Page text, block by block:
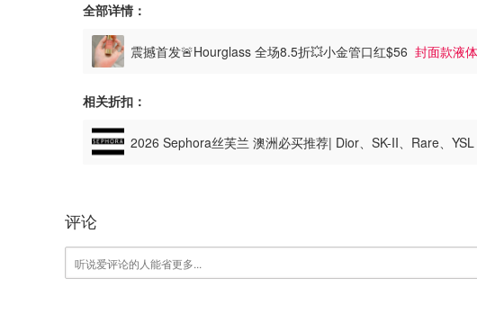
全部详情：
震撼首发🚨Hourglass 全场8.5折💥小金管口红$56 封面款液
相关折扣：
2026 Sephora丝芙兰 澳洲必买推荐| Dior、SK-II、Rare、YSL
评论